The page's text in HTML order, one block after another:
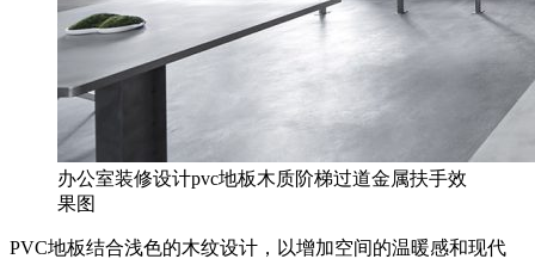
办公室装修设计pvc地板木质阶梯过道金属扶手效
果图
PVC地板结合浅色的木纹设计，以增加空间的温暖感和现代